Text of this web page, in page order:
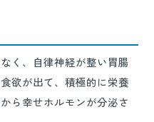
く、自律神経が整い胃腸
欲が出て、積極的に栄養
ら幸せホルモンが分泌さ